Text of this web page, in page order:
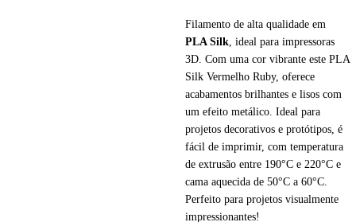
Filamento de alta qualidade em
PLA Silk, ideal para impressoras
3D. Com uma cor vibrante este PLA
Silk Vermelho Ruby, oferece
acabamentos brilhantes e lisos com
um efeito metálico. Ideal para
projetos decorativos e protótipos, é
fácil de imprimir, com temperatura
de extrusão entre 190°C e 220°C e
cama aquecida de 50°C a 60°C.
Perfeito para projetos visualmente
impressionantes!